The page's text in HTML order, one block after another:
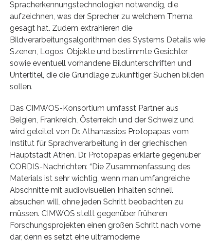
Spracherkennungstechnologien notwendig, die
aufzeichnen, was der Sprecher zu welchem Thema
gesagt hat. Zudem extrahieren die
Bildverarbeitungsalgorithmen des Systems Details wie
Szenen, Logos, Objekte und bestimmte Gesichter
sowie eventuell vorhandene Bildunterschriften und
Untertitel, die die Grundlage zukünftiger Suchen bilden
sollen.
Das CIMWOS-Konsortium umfasst Partner aus
Belgien, Frankreich, Österreich und der Schweiz und
wird geleitet von Dr. Athanassios Protopapas vom
Institut für Sprachverarbeitung in der griechischen
Hauptstadt Athen. Dr. Protopapas erklärte gegenüber
CORDIS-Nachrichten: “Die Zusammenfassung des
Materials ist sehr wichtig, wenn man umfangreiche
Abschnitte mit audiovisuellen Inhalten schnell
absuchen will, ohne jeden Schritt beobachten zu
müssen. CIMWOS stellt gegenüber früheren
Forschungsprojekten einen großen Schritt nach vorne
dar, denn es setzt eine ultramoderne